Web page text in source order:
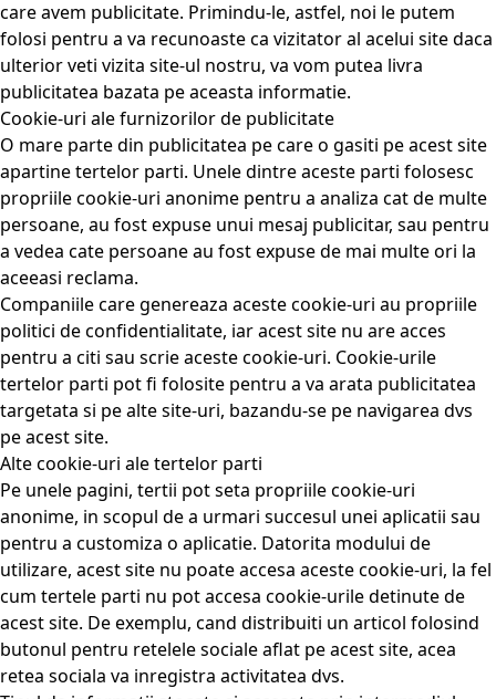
care avem publicitate. Primindu-le, astfel, noi le putem
folosi pentru a va recunoaste ca vizitator al acelui site daca
ulterior veti vizita site-ul nostru, va vom putea livra
publicitatea bazata pe aceasta informatie.
Cookie-uri ale furnizorilor de publicitate
O mare parte din publicitatea pe care o gasiti pe acest site
apartine tertelor parti. Unele dintre aceste parti folosesc
propriile cookie-uri anonime pentru a analiza cat de multe
persoane, au fost expuse unui mesaj publicitar, sau pentru
a vedea cate persoane au fost expuse de mai multe ori la
aceeasi reclama.
Companiile care genereaza aceste cookie-uri au propriile
politici de confidentialitate, iar acest site nu are acces
pentru a citi sau scrie aceste cookie-uri. Cookie-urile
tertelor parti pot fi folosite pentru a va arata publicitatea
targetata si pe alte site-uri, bazandu-se pe navigarea dvs
pe acest site.
Alte cookie-uri ale tertelor parti
Pe unele pagini, tertii pot seta propriile cookie-uri
anonime, in scopul de a urmari succesul unei aplicatii sau
pentru a customiza o aplicatie. Datorita modului de
utilizare, acest site nu poate accesa aceste cookie-uri, la fel
cum tertele parti nu pot accesa cookie-urile detinute de
acest site. De exemplu, cand distribuiti un articol folosind
butonul pentru retelele sociale aflat pe acest site, acea
retea sociala va inregistra activitatea dvs.